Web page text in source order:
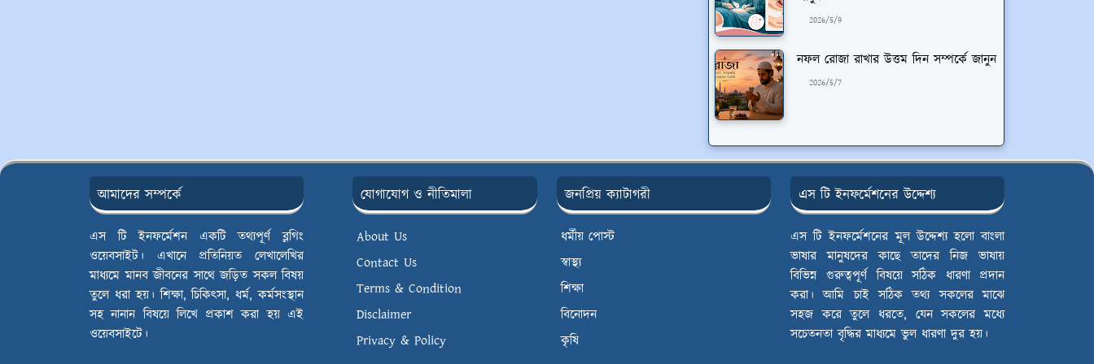
2026/5/9
নফল রোজা রাখার উত্তম দিন সম্পর্কে জানুন
2026/5/7
আমাদের সম্পর্কে
এস টি ইনফর্মেশন একটি তথ্যপূর্ণ ব্লগিং
ওয়েবসাইট। এখানে প্রতিনিয়ত লেখালেখির
মাধ্যমে মানব জীবনের সাথে জড়িত সকল বিষয়
তুলে ধরা হয়। শিক্ষা, চিকিৎসা, ধর্ম, কর্মসংস্থান
সহ নানান বিষয়ে লিখে প্রকাশ করা হয় এই
ওয়েবসাইটে।
যোগাযোগ ও নীতিমালা
About Us
Contact Us
Terms & Condition
Disclaimer
Privacy & Policy
জনপ্রিয় ক্যাটাগরী
ধর্মীয় পোস্ট
স্বাস্থ্য
শিক্ষা
বিনোদন
কৃষি
এস টি ইনফর্মেশনের উদ্দেশ্য
এস টি ইনফর্মেশনের মূল উদ্দেশ্য হলো বাংলা
ভাষার মানুষদের কাছে তাদের নিজ ভাষায়
বিভিন্ন গুরুত্বপূর্ণ বিষয়ে সঠিক ধারণা প্রদান
করা। আমি চাই সঠিক তথ্য সকলের মাঝে
সহজ করে তুলে ধরতে, যেন সকলের মধ্যে
সচেতনতা বৃদ্ধির মাধ্যমে ভুল ধারণা দুর হয়।